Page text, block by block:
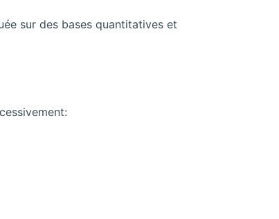
sur des bases quantitatives et